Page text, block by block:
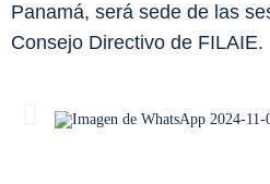
Panamá, será sede de las
Consejo Directivo de FILAIE.